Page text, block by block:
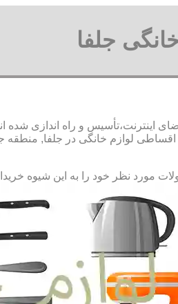
جلفا
اینترنت،تأسیس و راه اندازی
لوازم خانگی در جلفا, منطقه
مورد نظر خود را به این شیوه